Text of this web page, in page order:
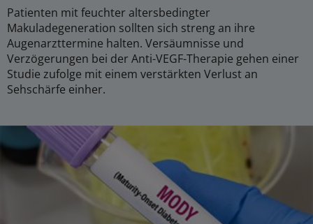
Patienten mit feuchter altersbedingter
Makuladegeneration sollten sich streng an ihre
Augenarzttermine halten. Versäumnisse und
Verzögerungen bei der Anti-VEGF-Therapie gehen einer
Studie zufolge mit einem verstärkten Verlust an
Sehschärfe einher.